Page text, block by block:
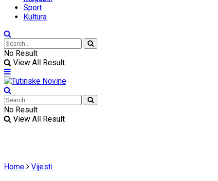
Sport
Kultura
No Result
View All Result
No Result
View All Result
Home Vijesti